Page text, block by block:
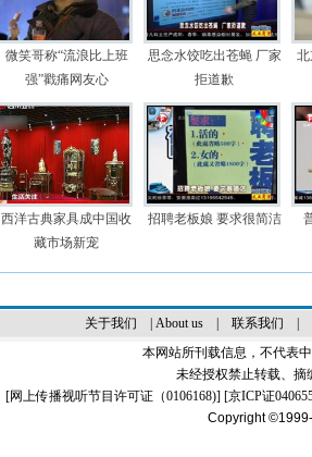
微笑哥称“流浪比上班
强”戳痛网友心
思念水饺吃出苍蝇 厂家
拒道歉
西洋古典家具成中国收
藏市场新宠
招聘老板娘 要求很简洁
关于我们 About us| 联系我们
本网站所刊载信息，不代表
未经授权禁止转载、摘
[网上传播视听节目许可证（0106168)] [京ICP证
Copyright